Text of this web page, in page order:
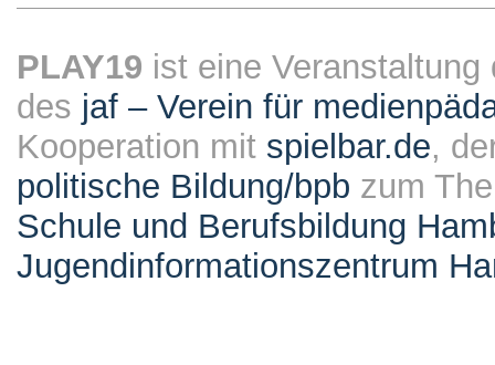
PLAY19 ist eine
des jaf – Verein für
Kooperation mit spielbar.de,
politische Bildung/bpb zum
Schule und Berufsbildung
Jugendinformationszentrum